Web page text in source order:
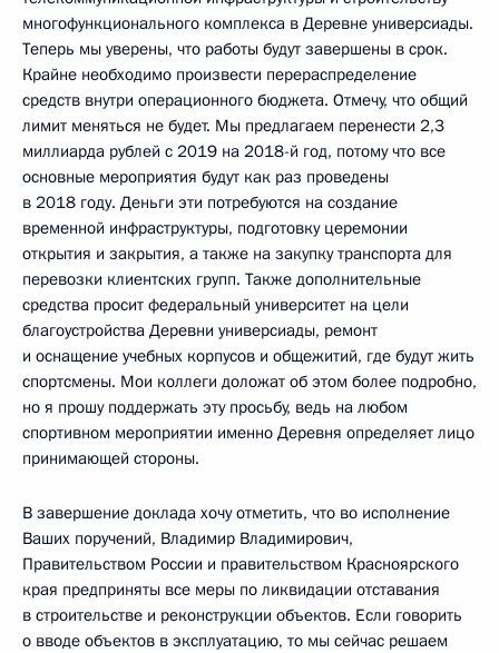
многофункционального комплекса в Деревне универсиады.
Теперь мы уверены, что работы будут завершены в срок.
Крайне необходимо произвести перераспределение
средств внутри операционного бюджета. Отмечу, что общий
лимит меняться не будет. Мы предлагаем перенести 2,3
миллиарда рублей с 2019 на 2018-й год, потому что все
основные мероприятия будут как раз проведены
в 2018 году. Деньги эти потребуются на создание
временной инфраструктуры, подготовку церемонии
открытия и закрытия, а также на закупку транспорта для
перевозки клиентских групп. Также дополнительные
средства просит федеральный университет на цели
благоустройства Деревни универсиады, ремонт
и оснащение учебных корпусов и общежитий, где будут жить
спортсмены. Мои коллеги доложат об этом более подробно,
но я прошу поддержать эту просьбу, ведь на любом
спортивном мероприятии именно Деревня определяет лицо
принимающей стороны.
В завершение доклада хочу отметить, что во исполнение
Ваших поручений, Владимир Владимирович,
Правительством России и правительством Красноярского
края предприняты все меры по ликвидации отставания
в строительстве и реконструкции объектов. Если говорить
о вводе объектов в эксплуатацию, то мы сейчас решаем